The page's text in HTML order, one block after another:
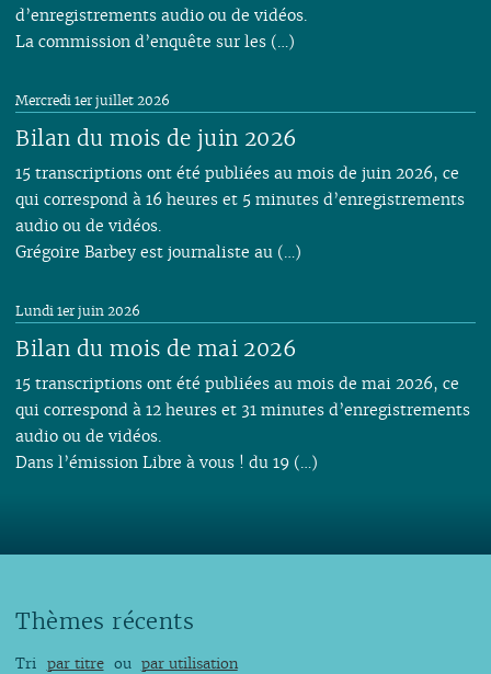
d’enregistrements audio ou de vidéos.
La commission d’enquête sur les (…)
Bilan du mois de juin 2026
Mercredi 1er juillet 2026
15 transcriptions ont été publiées au mois de juin 2026, ce
qui correspond à 16 heures et 5 minutes d’enregistrements
audio ou de vidéos.
Grégoire Barbey est journaliste au (…)
Bilan du mois de mai 2026
Lundi 1er juin 2026
15 transcriptions ont été publiées au mois de mai 2026, ce
qui correspond à 12 heures et 31 minutes d’enregistrements
audio ou de vidéos.
Dans l’émission Libre à vous ! du 19 (…)
Thèmes récents
Tri par titre ou par utilisation